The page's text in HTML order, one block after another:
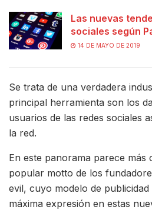
Las nuevas
sociales según
14 DE MAYO DE 2019
Se trata de una verdadera
principal herramienta son los
usuarios de las redes sociales
la red.
En este panorama parece más
popular motto de los
evil, cuyo modelo de
máxima expresión en estas